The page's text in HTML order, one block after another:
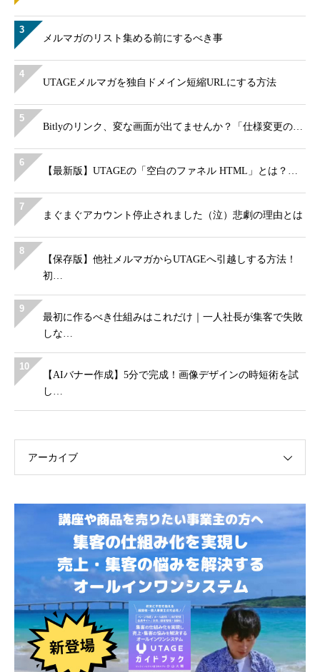
3
メルマガのリスト集める前にするべき事
4
UTAGEメルマガを独自ドメイン短縮URLにする方法
5
Bitlyのリンク、変な画面が出てませんか？「仕様変更の…
6
【最新版】UTAGEの「空白のファネル HTML」とは？…
7
まぐまぐアカウント停止されました（泣）悲劇の理由とは
8
【保存版】他社メルマガからUTAGEへ引越しする方法！
初…
9
最初に作るべき仕組みはこれだけ｜一人社長が集客で失敗
しな…
10
【AIバナー作成】5分で完成！画像デザインの時短術を試
し…
アーカイブ